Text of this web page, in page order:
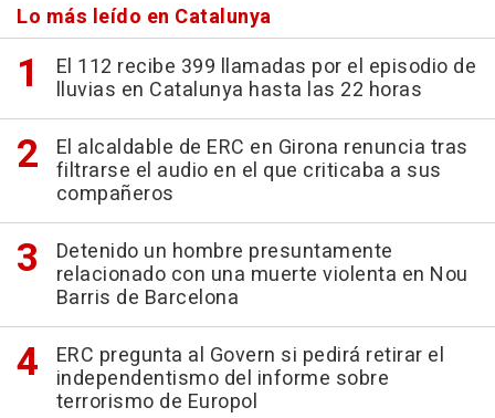
Lo más leído en Catalunya
El 112 recibe 399 llamadas por el episodio de
lluvias en Catalunya hasta las 22 horas
El alcaldable de ERC en Girona renuncia tras
filtrarse el audio en el que criticaba a sus
compañeros
Detenido un hombre presuntamente
relacionado con una muerte violenta en Nou
Barris de Barcelona
ERC pregunta al Govern si pedirá retirar el
independentismo del informe sobre
terrorismo de Europol